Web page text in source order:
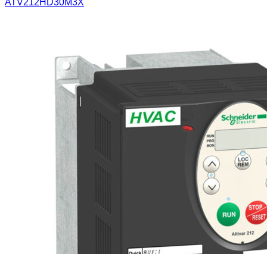
ATV212HD30M3X